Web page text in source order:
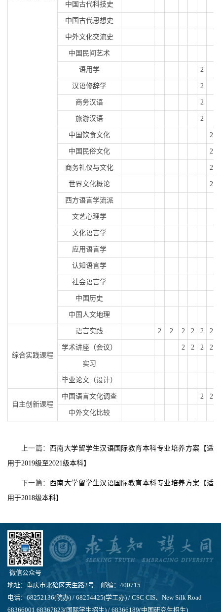
中国古代科技史
中国古代思想史
中外文化交流史
中国民间艺术
语用学 2
汉语修辞学 2
商务汉语 2
旅游汉语 2
中国饮食文化 2
中国民俗文化 2
商务礼仪与文化 2
世界文化概论 2
西方语言学流派
文艺心理学
文化语言学
应用语言学
认知语言学
社会语言学
中国历史
中国人文地理
综合实践课程
语言实践 2 2 2 2 2 2
学术讲座（会议） 2 2 2 2
实习
毕业论文（设计）
自主创新课程
中国语言文化调查 2 2
中外文化比较
上一篇： 西南大学留学生汉语国际教育本科专业培养方案【适
用于2019级至2021级本科】
下一篇： 西南大学留学生汉语国际教育本科专业培养方案【适
用于2018级本科】
微信公众号
地址：重庆市北碚区天生路2号 邮编：400715
电话：68252136(院办) / 68254425(学工办) / CSC CIS、New Silk Road
68366001 68367823(国际学生招生) / 68366189(中国研究生招生)